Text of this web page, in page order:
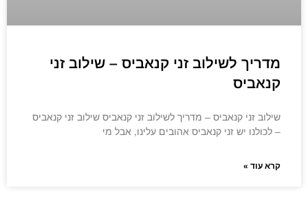
מדריך לשילוב זני קנאביס – שילוב זני
קנאביס
שילוב זני קנאביס – מדריך לשילוב זני קנאביס שילוב זני קנאביס
– לכולנו יש זני קנאביס אהובים עלינו, אבל מי
קרא עוד »